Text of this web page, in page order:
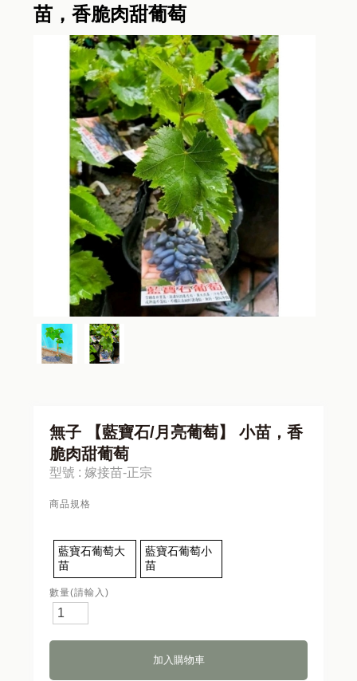
苗，香脆肉甜葡萄
無子 【藍寶石/月亮葡萄】 小苗，香
脆肉甜葡萄
型號 : 嫁接苗-正宗
商品規格
藍寶石葡萄大
苗
藍寶石葡萄小
苗
數量(請輸入)